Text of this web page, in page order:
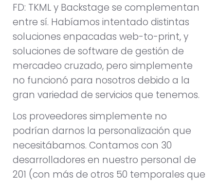
FD: TKML y Backstage se complementan
entre sí. Habíamos intentado distintas
soluciones enpacadas ​​web-to-print, y
soluciones de software de gestión de
mercadeo cruzado, pero simplemente
no funcionó para nosotros debido a la
gran variedad de servicios que tenemos.
Los proveedores simplemente no
podrían darnos la personalización que
necesitábamos. Contamos con 30
desarrolladores en nuestro personal de
201 (con más de otros 50 temporales que